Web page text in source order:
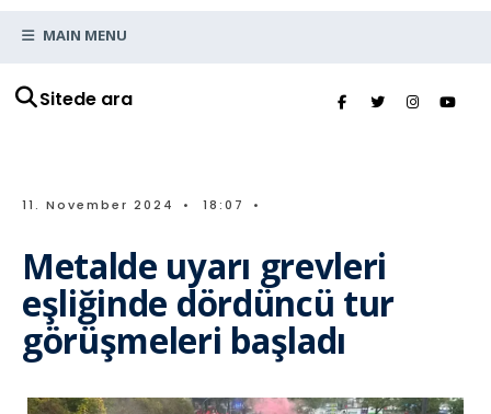
Sitede ara
MAIN MENU
11. November 2024 • 18:07 •
Metalde uyarı grevleri
eşliğinde dördüncü tur
görüşmeleri başladı